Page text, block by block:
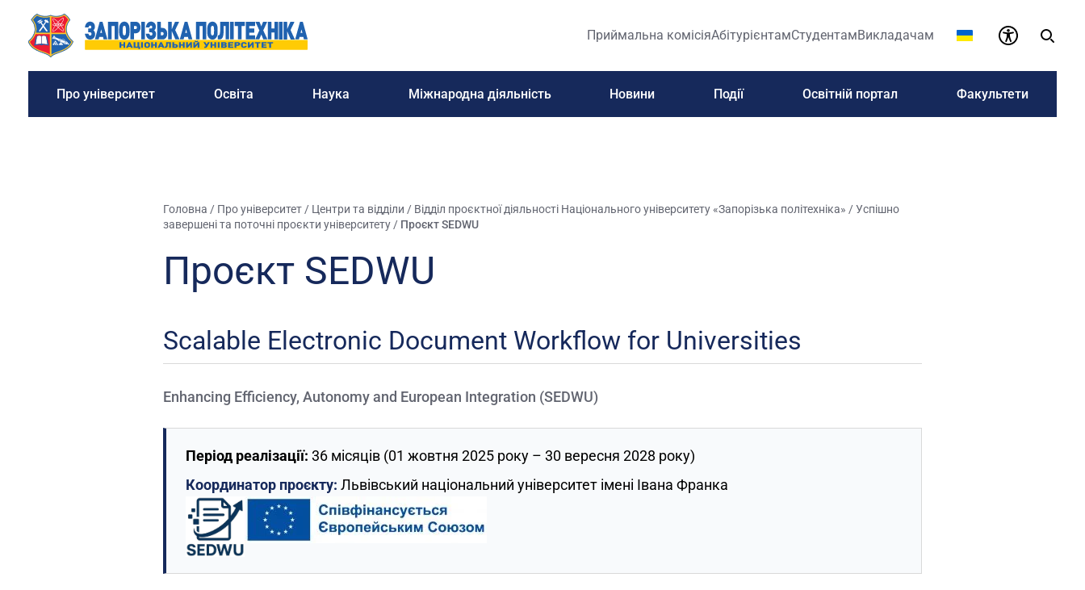
Приймальна комісіяАбітурієнтамСтудентамВикладачам
Про університет Освіта Наука Міжнародна діяльність Новини Події Освітній портал Факультети
Головна / Про університет/ Центри та відділи / Відділ проєктної діяльності Національного університету «Запорізька політехніка» /Успішно
завершені та поточні проєкти університету/ Проєкт SEDWU
Проєкт SEDWU
Scalable Electronic Document Workflow for Universities
Enhancing Efficiency, Autonomy and European Integration (SEDWU)
Період реалізації: 36 місяців (01 жовтня 2025 року – 30 вересня 2028 року)
Координатор проєкту: Львівський національний університет імені Івана Франка